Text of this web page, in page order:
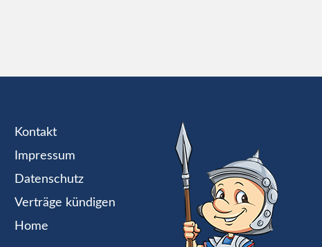
Kontakt
Impressum
Datenschutz
Verträge kündigen
Home